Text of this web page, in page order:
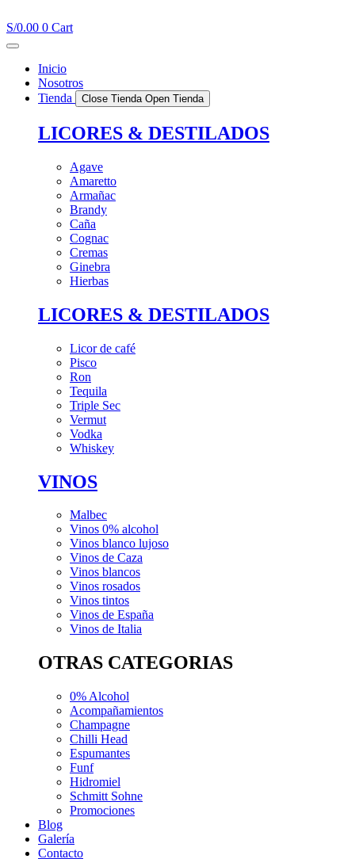
al
contenido
S/0.00 0 Cart
Inicio
Nosotros
Tienda
Close Tienda Open Tienda
LICORES & DESTILADOS
Agave
Amaretto
Armañac
Brandy
Caña
Cognac
Cremas
Ginebra
Hierbas
LICORES & DESTILADOS
Licor de café
Pisco
Ron
Tequila
Triple Sec
Vermut
Vodka
Whiskey
VINOS
Malbec
Vinos 0% alcohol
Vinos blanco lujoso
Vinos de Caza
Vinos blancos
Vinos rosados
Vinos tintos
Vinos de España
Vinos de Italia
OTRAS CATEGORIAS
0% Alcohol
Acompañamientos
Champagne
Chilli Head
Espumantes
Funf
Hidromiel
Schmitt Sohne
Promociones
Blog
Galería
Contacto